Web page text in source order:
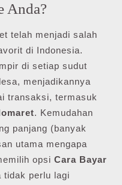
Anda?
telah menjadi salah
di Indonesia.
di setiap sudut
menjadikannya
transaksi, termasuk
. Kemudahan
panjang (banyak
utama mengapa
opsi Cara Bayar
tidak perlu lagi